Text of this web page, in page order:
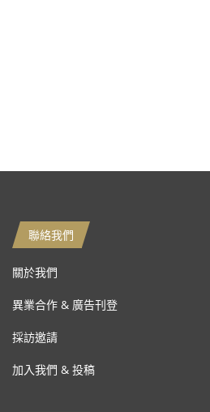
聯絡我們
關於我們
異業合作 & 廣告刊登
採訪邀請
加入我們 & 投稿